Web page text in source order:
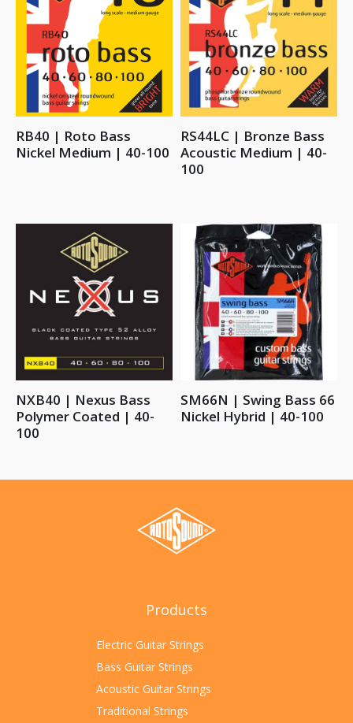
RB40 | Roto Bass
Nickel Medium | 40-100
RS44LC | Bronze Bass
Acoustic Medium | 40-
100
NXB40 | Nexus Bass
Polymer Coated | 40-
100
SM66N | Swing Bass 66
Nickel Hybrid | 40-100
Products
Electric Guitar Strings
Bass Guitar Strings
Acoustic Guitar Strings
Traditional Strings